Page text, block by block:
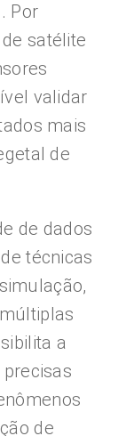
Por
satélite
validar
mais
de
de dados
técnicas
a
de